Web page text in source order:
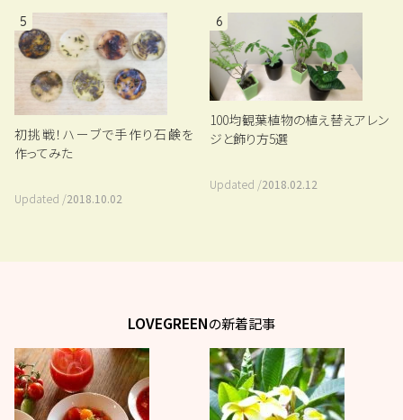
5
初挑戦！ハーブで手作り石鹸を
作ってみた
Updated /2018.10.02
6
100均観葉植物の植え替えアレン
ジと飾り方5選
Updated /2018.02.12
LOVEGREENの新着記事